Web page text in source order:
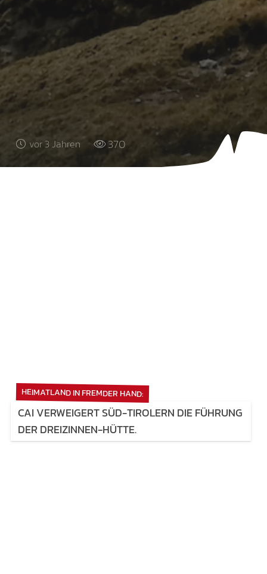
vor 3 Jahren 370
HEIMATLAND IN FREMDER HAND:
CAI VERWEIGERT SÜD-TIROLERN DIE FÜHRUNG
DER DREIZINNEN-HÜTTE.